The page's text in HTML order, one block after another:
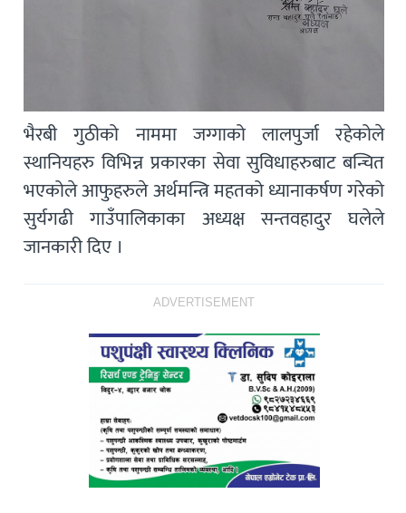
भैरबी गुठीको नाममा जग्गाको लालपुर्जा रहेकोले
स्थानियहरु विभिन्न प्रकारका सेवा सुविधाहरुबाट बन्चित
भएकोले आफुहरुले अर्थमन्त्रि महतको ध्यानाकर्षण गरेको
सुर्यगढी गाउँपालिकाका अध्यक्ष सन्तवहादुर घलेले
जानकारी दिए ।
ADVERTISEMENT